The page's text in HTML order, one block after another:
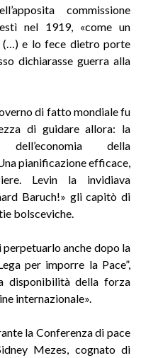
commissione
nel 1919, «come un
e lo fece dietro porte
dichiarasse guerra alla
di fatto mondiale fu
di guidare allora: la
dell’economia della
pianificazione efficace,
Levin la invidiava
Baruch!» gli capitò di
bolsceviche.
anche dopo la
per imporre la Pace”,
disponibilità della forza
internazionale».
la Conferenza di pace
Mezes, cognato di